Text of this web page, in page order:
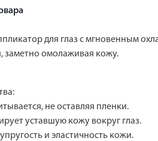
для глаз с мгновенным
заметно омолаживая кожу.
не оставляя пленки.
уставшую кожу вокруг глаз.
и эластичность кожи.